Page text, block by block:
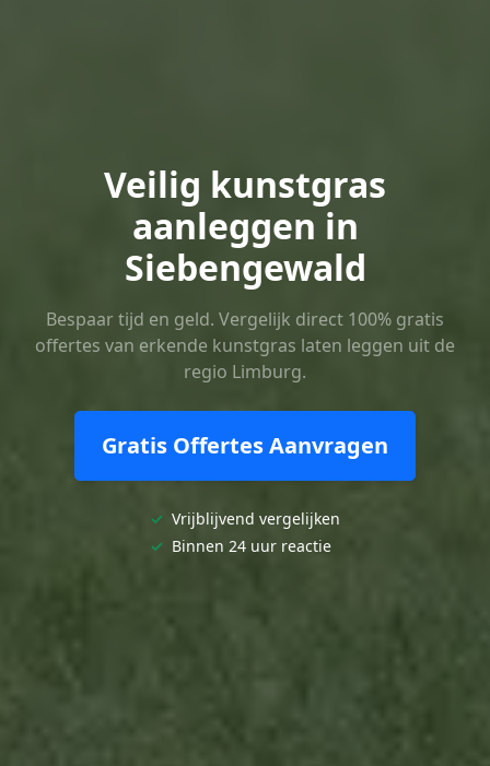
Veilig kunstgras
aanleggen in
Siebengewald
Bespaar tijd en geld. Vergelijk direct 100% gratis
offertes van erkende kunstgras laten leggen uit de
regio Limburg.
Gratis Offertes Aanvragen
✓ Vrijblijvend vergelijken
✓ Binnen 24 uur reactie